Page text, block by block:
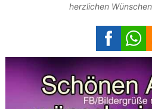
herzlichen